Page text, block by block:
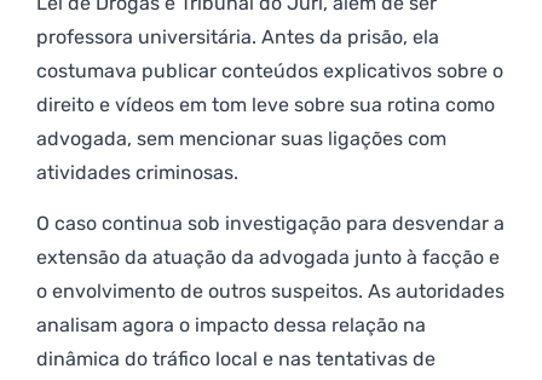
professora universitária. Antes da prisão, ela
costumava publicar conteúdos explicativos sobre o
direito e vídeos em tom leve sobre sua rotina como
advogada, sem mencionar suas ligações com
atividades criminosas.
O caso continua sob investigação para desvendar a
extensão da atuação da advogada junto à facção e
o envolvimento de outros suspeitos. As autoridades
analisam agora o impacto dessa relação na
dinâmica do tráfico local e nas tentativas de